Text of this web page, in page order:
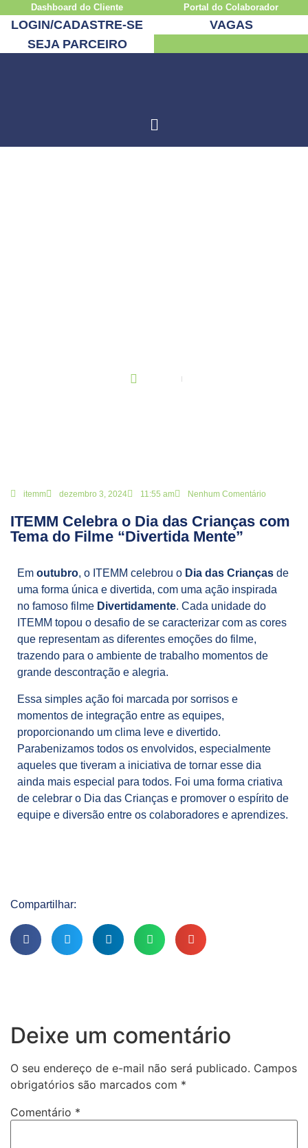
Dashboard do Cliente Portal do Colaborador
LOGIN/CADASTRE-SE
VAGAS
SEJA PARCEIRO
Principal
itemm dezembro 3, 2024 11:55 am Nenhum Comentário
ITEMM Celebra o Dia das Crianças com
Tema do Filme “Divertida Mente”
Em outubro, o ITEMM celebrou o Dia das Crianças de
uma forma única e divertida, com uma ação inspirada
no famoso filme Divertidamente. Cada unidade do
ITEMM topou o desafio de se caracterizar com as cores
que representam as diferentes emoções do filme,
trazendo para o ambiente de trabalho momentos de
grande descontração e alegria.
Essa simples ação foi marcada por sorrisos e
momentos de integração entre as equipes,
proporcionando um clima leve e divertido.
Parabenizamos todos os envolvidos, especialmente
aqueles que tiveram a iniciativa de tornar esse dia
ainda mais especial para todos. Foi uma forma criativa
de celebrar o Dia das Crianças e promover o espírito de
equipe e diversão entre os colaboradores e aprendizes.
Compartilhar:
Deixe um comentário
O seu endereço de e-mail não será publicado. Campos
obrigatórios são marcados com *
Comentário *